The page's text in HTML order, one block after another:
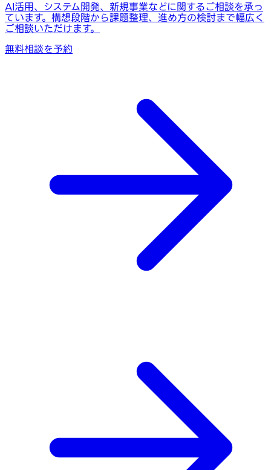
AI活用、システム開発、新規事業などに関するご相談を承っ
ています。構想段階から課題整理、進め方の検討まで幅広く
ご相談いただけます。
無料相談を予約